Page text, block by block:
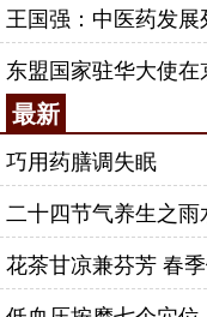
王国强：中医药发
东盟国家驻华大使
最新
巧用药膳调失眠
二十四节气养生之雨
花茶甘凉兼芬芳 春